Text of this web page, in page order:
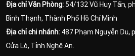
Địa chỉ Văn Phòng: 54/132 Vũ Huy Tấn,
Bình Thạnh, Thành Phố Hồ Chí Minh
Địa chỉ chi nhánh: 487 Phạm Nguyễn Du,
Cửa Lò, Tỉnh Nghệ An.